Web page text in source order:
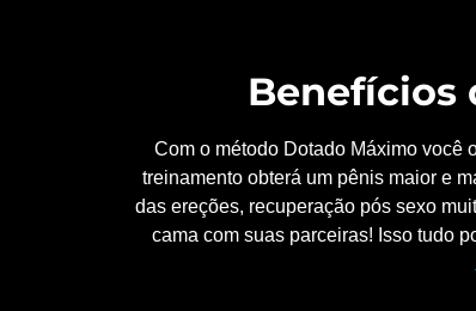
Benefícios
Com o método Dotado Máximo você
treinamento obterá um pênis maior e
das ereções, recuperação pós sexo
cama com suas parceiras! Isso tudo